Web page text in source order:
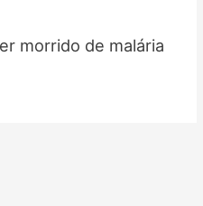
morrido de malária